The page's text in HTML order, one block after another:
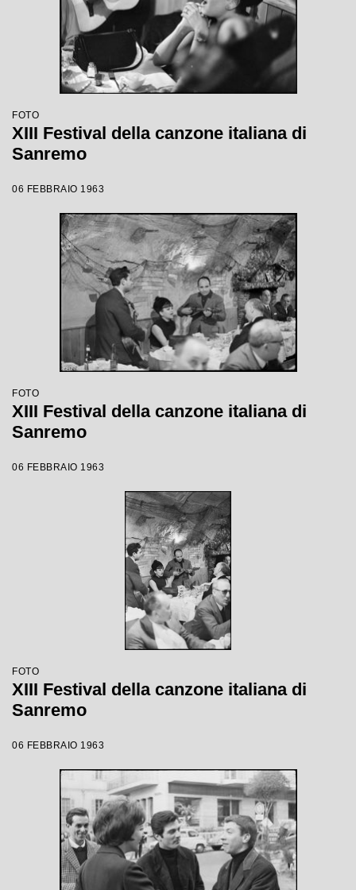
FOTO
XIII Festival della canzone italiana di
Sanremo
06 FEBBRAIO 1963
FOTO
XIII Festival della canzone italiana di
Sanremo
06 FEBBRAIO 1963
FOTO
XIII Festival della canzone italiana di
Sanremo
06 FEBBRAIO 1963